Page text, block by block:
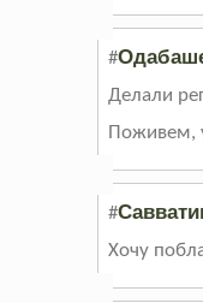
#
Делали
Поживем,
#
Хочу